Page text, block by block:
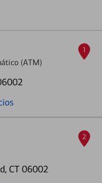
(ATM)
1
CT 06002
2